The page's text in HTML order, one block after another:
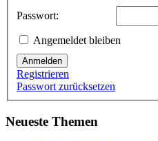
Passwort:
Angemeldet bleiben
Anmelden
Registrieren
Passwort zurücksetzen
Neueste Themen